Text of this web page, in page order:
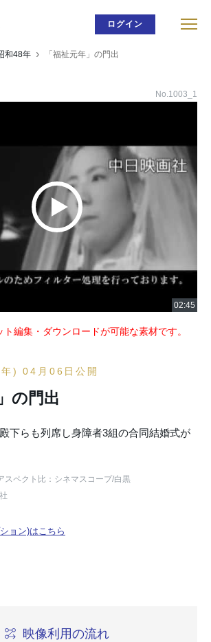
ログイン
和48年 「福祉元年」の門出
No.1003_1
編集・ダウンロードが可能な素材です。
) 04月06日公開
の門出
下らも列席し身障者3組の合同結婚式が
スペクト比：シネマスコープ/白黒
ョン)はこちら
映像利用の流れ